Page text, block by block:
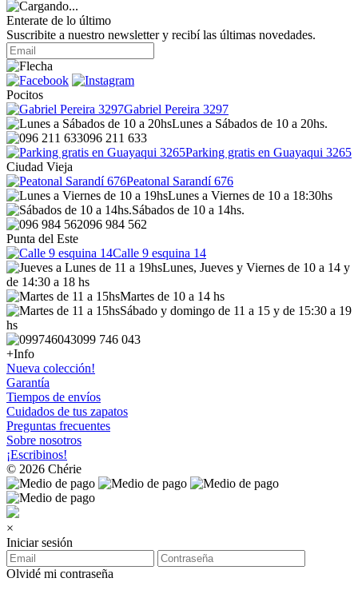
Enterate de lo último
Suscribite a nuestro newsletter y recibí las últimas novedades.
Pocitos
Gabriel Pereira 3297
Lunes a Sábados de 10 a 20hs.
096 211 633
Parking gratis en Guayaqui 3265
Ciudad Vieja
Peatonal Sarandí 676
Lunes a Viernes de 10 a 18:30hs
Sábados de 10 a 14hs.
096 984 562
Punta del Este
Calle 9 esquina 14
Lunes, Jueves y Viernes de 10 a 14 y
de 14:30 a 18 hs
Martes de 10 a 14 hs
Sábado y domingo de 11 a 15 y de 15:30 a 19
hs
099 746 043
+Info
Nueva colección!
Garantía
Tiempos de envíos
Cuidados de tus zapatos
Preguntas frecuentes
Sobre nosotros
¡Escribinos!
© 2026 Chérie
×
Iniciar sesión
Olvidé mi contraseña